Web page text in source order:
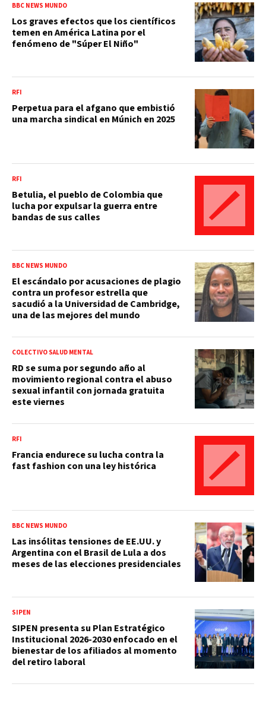
BBC NEWS MUNDO
Los graves efectos que los científicos
temen en América Latina por el
fenómeno de "Súper El Niño"
RFI
Perpetua para el afgano que embistió
una marcha sindical en Múnich en 2025
RFI
Betulia, el pueblo de Colombia que
lucha por expulsar la guerra entre
bandas de sus calles
BBC NEWS MUNDO
El escándalo por acusaciones de plagio
contra un profesor estrella que
sacudió a la Universidad de Cambridge,
una de las mejores del mundo
COLECTIVO SALUD MENTAL
RD se suma por segundo año al
movimiento regional contra el abuso
sexual infantil con jornada gratuita
este viernes
RFI
Francia endurece su lucha contra la
fast fashion con una ley histórica
BBC NEWS MUNDO
Las insólitas tensiones de EE.UU. y
Argentina con el Brasil de Lula a dos
meses de las elecciones presidenciales
SIPEN
SIPEN presenta su Plan Estratégico
Institucional 2026-2030 enfocado en el
bienestar de los afiliados al momento
del retiro laboral